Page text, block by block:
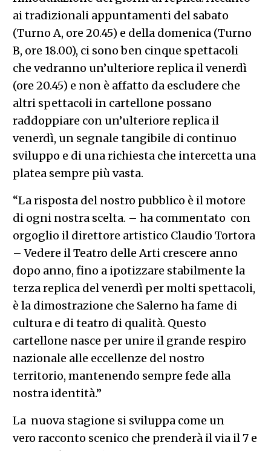
ai tradizionali appuntamenti del sabato
(Turno A, ore 20.45) e della domenica (Turno
B, ore 18.00), ci sono ben cinque spettacoli
che vedranno un’ulteriore replica il venerdì
(ore 20.45) e non è affatto da escludere che
altri spettacoli in cartellone possano
raddoppiare con un’ulteriore replica il
venerdì, un segnale tangibile di continuo
sviluppo e di una richiesta che intercetta una
platea sempre più vasta.
“La risposta del nostro pubblico è il motore
di ogni nostra scelta. – ha commentato con
orgoglio il direttore artistico Claudio Tortora
– Vedere il Teatro delle Arti crescere anno
dopo anno, fino a ipotizzare stabilmente la
terza replica del venerdì per molti spettacoli,
è la dimostrazione che Salerno ha fame di
cultura e di teatro di qualità. Questo
cartellone nasce per unire il grande respiro
nazionale alle eccellenze del nostro
territorio, mantenendo sempre fede alla
nostra identità.”
La nuova stagione si sviluppa come un
vero racconto scenico che prenderà il via il 7 e